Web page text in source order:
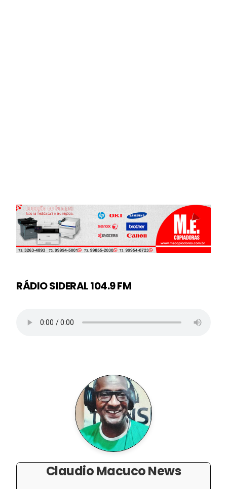
RÁDIO SIDERAL 104.9 FM
Claudio Macuco News